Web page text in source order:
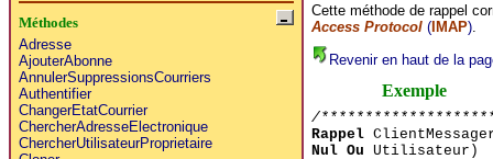
Méthodes
Adresse
AjouterAbonne
AnnulerSuppressionsCourriers
Authentifier
ChangerEtatCourrier
ChercherAdresseElectronique
ChercherUtilisateurProprietaire
Cette méthode de rappel
Access Protocol(IMAP).
Revenir en haut de la
Exemple
/
Rappel
Nul Ou Utilisateur)